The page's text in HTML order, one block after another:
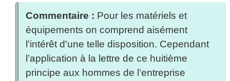
Commentaire : Pour les matériels et
équipements on comprend aisément
l'intérêt d'une telle disposition. Cependant
l’application à la lettre de ce huitième
principe aux hommes de l’entreprise